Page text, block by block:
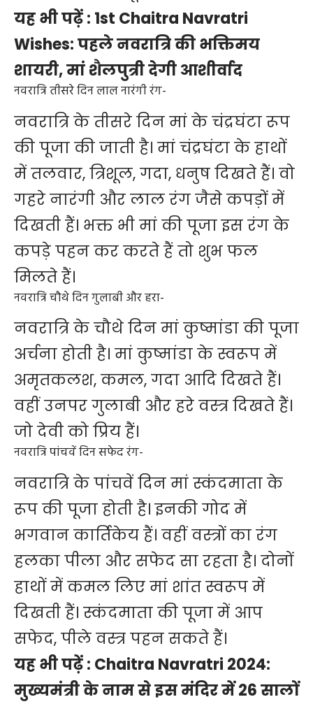
यह भी पढ़ें : 1st Chaitra Navratri
Wishes: पहले नवरात्रि की भक्तिमय
शायरी, मां शैलपुत्री‍ देगी आशीर्वाद
नवरात्रि तीसरे दिन लाल नारंगी रंग-
नवरात्रि के तीसरे दिन मां के चंद्रघंटा रूप
की पूजा की जाती है। मां चंद्रघंटा के हाथों
में तलवार, त्रिशूल, गदा, धनुष दिखते हैं। वो
गहरे नारंगी और लाल रंग जैसे कपड़ों में
दिखती हैं। भक्त भी मां की पूजा इस रंग के
कपड़े पहन कर करते हैं तो शुभ फल
मिलते हैं।
नवरात्रि चौथे दिन गुलाबी और हरा-
नवरात्रि के चौथे दिन मां कुष्मांडा की पूजा
अर्चना होती है। मां कुष्मांडा के स्वरूप में
अमृतकलश, कमल, गदा आदि दिखते हैं।
वहीं उनपर गुलाबी और हरे वस्त्र दिखते हैं।
जो देवी को प्रिय हैं।
नवरात्रि पांचवें दिन सफेद रंग-
नवरात्रि के पांचवें दिन मां स्कंदमाता के
रूप की पूजा होती है। इनकी गोद में
भगवान कार्तिकेय हैं। वहीं वस्त्रों का रंग
हलका पीला और सफेद सा रहता है। दोनों
हाथों में कमल लिए मां शांत स्वरूप में
दिखती हैं। स्कंदमाता की पूजा में आप
सफेद, पीले वस्त्र पहन सकते हैं।
यह भी पढ़ें : Chaitra Navratri 2024:
मुख्यमंत्री के नाम से इस मंदिर में 26 सालों